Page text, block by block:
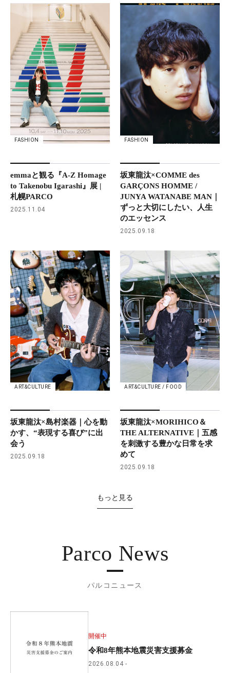
FASHION
emmaと観る『A-Z Homage
to Takenobu Igarashi』展 |
札幌PARCO
2025.11.04
FASHION
坂東龍汰×COMME des
GARÇONS HOMME /
JUNYA WATANABE MAN｜
ずっと大切にしたい、人生
のエッセンス
2025.09.18
ART&CULTURE
坂東龍汰×島村楽器｜心を動
かす、“表現する喜び”に出
会う
2025.09.18
ART&CULTURE / FOOD
坂東龍汰×MORIHICO＆
THE ALTERNATIVE｜五感
を刺激する豊かな日常を求
めて
2025.09.18
もっと見る
Parco News
パルコニュース
開催中
令和8年熊本地震災害支援募金
2026.08.04